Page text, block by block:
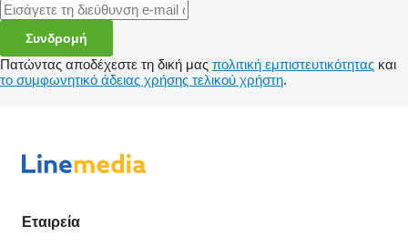
Συνδρομή
Πατώντας αποδέχεστε τη δική μας πολιτική εμπιστευτικότητας και
το συμφωνητικό άδειας χρήσης τελικού χρήστη.
Εταιρεία